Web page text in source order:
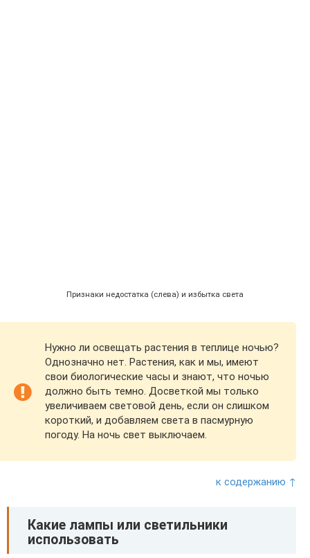
Признаки недостатка (слева) и избытка света
Нужно ли освещать растения в теплице ночью?
Однозначно нет. Растения, как и мы, имеют
свои биологические часы и знают, что ночью
должно быть темно. Досветкой мы только
увеличиваем световой день, если он слишком
короткий, и добавляем света в пасмурную
погоду. На ночь свет выключаем.
к содержанию ↑
Какие лампы или светильники
использовать